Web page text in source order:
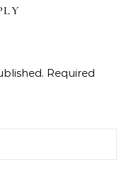
Required